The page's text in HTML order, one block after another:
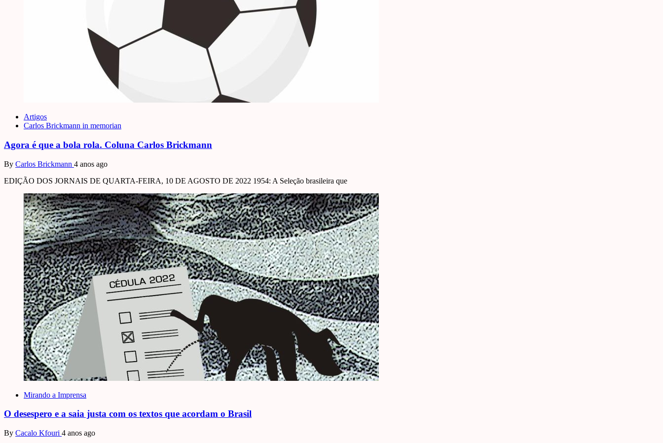
Artigos
Carlos Brickmann in memorian
Agora é que a bola rola. Coluna Carlos Brickmann
By Carlos Brickmann 4 anos ago
EDIÇÃO DOS JORNAIS DE QUARTA-FEIRA, 10 DE AGOSTO DE 2022 1954: A Seleção brasileira que
Mirando a Imprensa
O desespero e a saia justa com os textos que acordam o Brasil
By Cacalo Kfouri 4 anos ago